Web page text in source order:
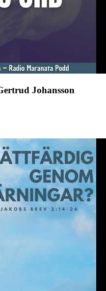
Johansson